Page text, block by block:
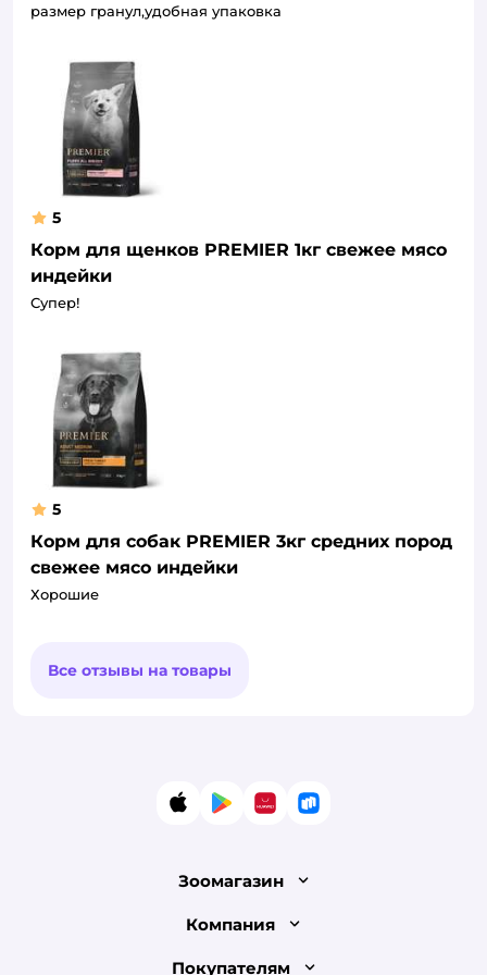
размер гранул,удобная упаковка
5
Корм для щенков PREMIER 1кг свежее мясо
индейки
Супер!
5
Корм для собак PREMIER 3кг средних пород
свежее мясо индейки
Хорошие
Все отзывы на товары
App StoreGoogle Play
AppGallery
RuStore
Зоомагазин
Лицензия
Компания
О компании
Покупателям